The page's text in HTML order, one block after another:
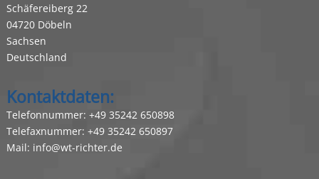
Schäfereiberg 22
04720 Döbeln
Sachsen
Deutschland
Kontaktdaten:
Telefonnummer: +49 35242 650898
Telefaxnummer: +49 35242 650897
Mail: info@wt-richter.de